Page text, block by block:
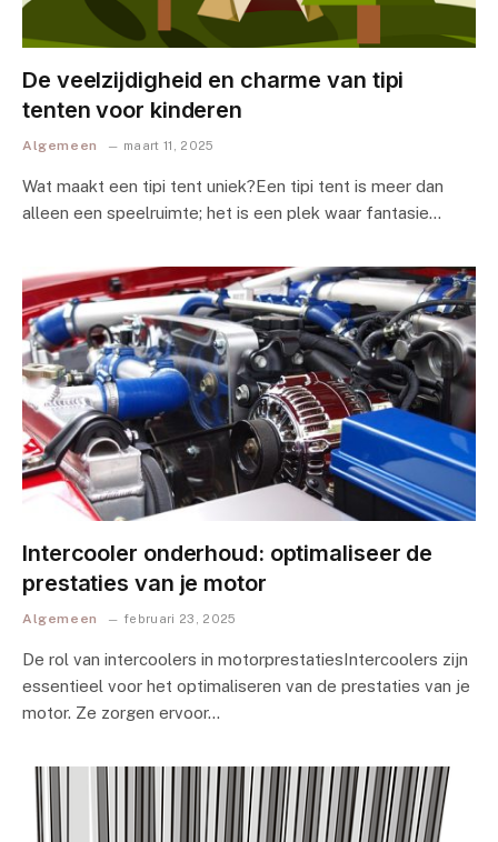
De veelzijdigheid en charme van tipi
tenten voor kinderen
Algemeen maart 11, 2025
Wat maakt een tipi tent uniek?Een tipi tent is meer dan
alleen een speelruimte; het is een plek waar fantasie…
Intercooler onderhoud: optimaliseer de
prestaties van je motor
Algemeen februari 23, 2025
De rol van intercoolers in motorprestatiesIntercoolers zijn
essentieel voor het optimaliseren van de prestaties van je
motor. Ze zorgen ervoor…